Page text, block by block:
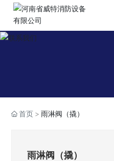
首页 雨淋阀（撬）
雨淋阀（撬）